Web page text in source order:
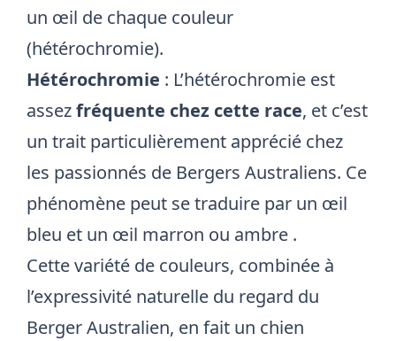
un œil de chaque couleur
(hétérochromie).
Hétérochromie : L’hétérochromie est
assezfréquente chez cette race, et c’est
un trait particulièrement apprécié chez
les passionnés de Bergers Australiens. Ce
phénomène peut se traduire par un œil
bleu et un œil marron ou ambre .
Cette variété de couleurs, combinée à
l’expressivité naturelle du regard du
Berger Australien, en fait un chien